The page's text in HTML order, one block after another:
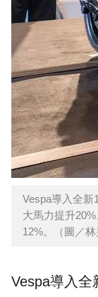
Vespa導入全新
大馬力提升
12%。（圖／林
Vespa導入全